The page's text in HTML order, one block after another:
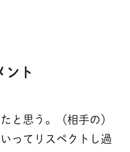
ント
と思う。（相手の）
ってリスペクトし過